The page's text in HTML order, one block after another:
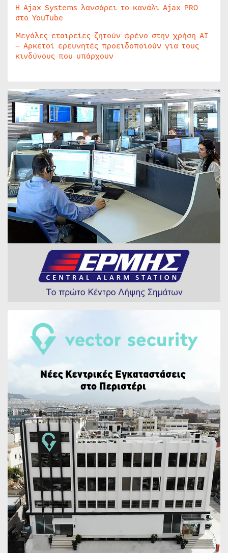
Η Ajax Systems λανσάρει το κανάλι Ajax PRO
στο YouTube
Μεγάλες εταιρείες ζητούν φρένο στην χρήση AI
– Αρκετοί ερευνητές προειδοποιούν για τους
κινδύνους που υπάρχουν